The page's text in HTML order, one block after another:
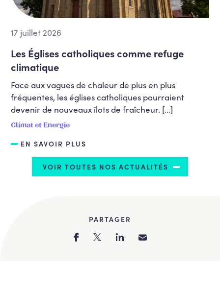
17 juillet 2026
Les Églises catholiques comme refuge
climatique
Face aux vagues de chaleur de plus en plus
fréquentes, les églises catholiques pourraient
devenir de nouveaux îlots de fraîcheur. […]
Climat et Energie
EN SAVOIR PLUS
VOIR TOUTES NOS ACTUALITÉS
PARTAGER